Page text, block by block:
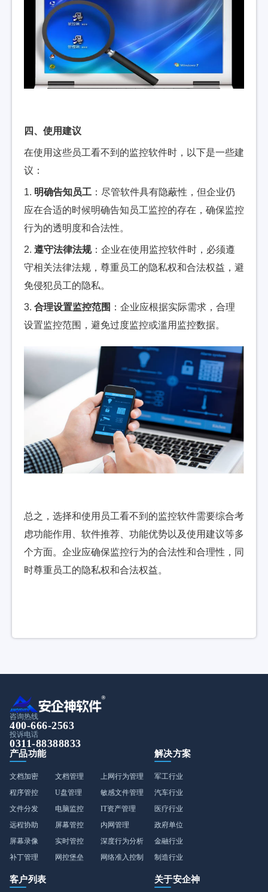
四、使用建议
在使用这些员工看不到的监控软件时，以下是一些建
议：
1. 明确告知员工 ：尽管软件具有隐蔽性，但企业仍
应在合适的时候明确告知员工监控的存在，确保监控
行为的透明度和合法性。
2. 遵守法律法规：企业在使用监控软件时，必须遵
守相关法律法规，尊重员工的隐私权和合法权益，避
免侵犯员工的隐私。
3. 合理设置监控范围 ：企业应根据实际需求，合理
设置监控范围，避免过度监控或滥用监控数据。
总之，选择和使用员工看不到的监控软件需要综合考
虑功能作用、软件推荐、功能优势以及使用建议等多
个方面。企业应确保监控行为的合法性和合理性，同
时尊重员工的隐私权和合法权益。
咨询热线
400-666-2563
投诉电话
0311-88388833
产品功能
文档加密
程序管控
文件分发
远程协助
屏幕录像
补丁管理
文档管理
U盘管理
电脑监控
屏幕管控
实时管控
网控堡垒
上网行为管理
敏感文件管理
IT资产管理
内网管理
深度行为分析
网络准入控制
解决方案
军工行业
汽车行业
医疗行业
政府单位
金融行业
制造行业
客户列表 关于安企神